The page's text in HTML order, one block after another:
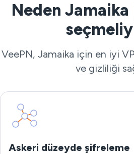
Neden Jamaika
VeePN, Jamaika için en iyi
ve gizliliği
Askeri düzeyde şifreleme